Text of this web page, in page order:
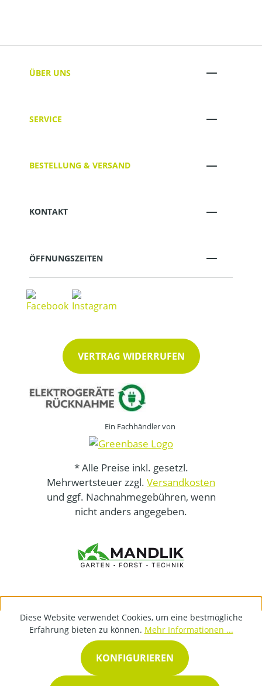
ÜBER UNS
SERVICE
BESTELLUNG & VERSAND
KONTAKT
ÖFFNUNGSZEITEN
VERTRAG WIDERRUFEN
Ein Fachhändler von
* Alle Preise inkl. gesetzl.
Mehrwertsteuer zzgl. Versandkosten
und ggf. Nachnahmegebühren, wenn
nicht anders angegeben.
Diese Website verwendet Cookies, um eine bestmögliche
Erfahrung bieten zu können. Mehr Informationen ...
KONFIGURIEREN